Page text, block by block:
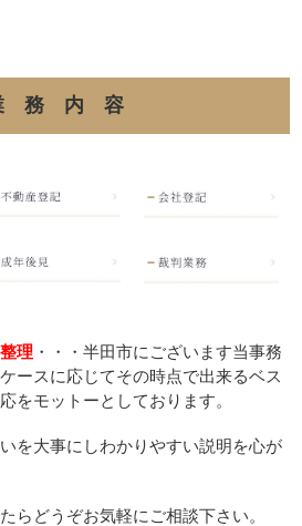
務 内 容
理 ・・・半田市にございます当事務
ースに応じてその時点で出来るベス
をモットーとしております。
を大事にしわかりやすい説明を心が
らどうぞお気軽にご相談下さい。